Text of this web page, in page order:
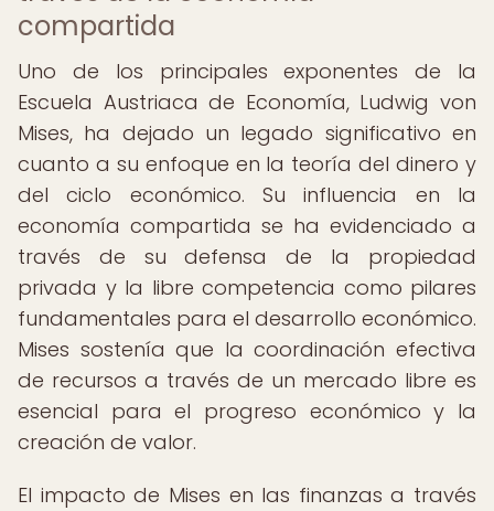
compartida
Uno de los principales exponentes de la
Escuela Austriaca de Economía, Ludwig von
Mises, ha dejado un legado significativo en
cuanto a su enfoque en la teoría del dinero y
del ciclo económico. Su influencia en la
economía compartida se ha evidenciado a
través de su defensa de la propiedad
privada y la libre competencia como pilares
fundamentales para el desarrollo económico.
Mises sostenía que la coordinación efectiva
de recursos a través de un mercado libre es
esencial para el progreso económico y la
creación de valor.
El impacto de Mises en las finanzas a través